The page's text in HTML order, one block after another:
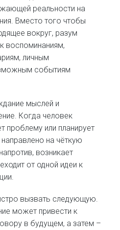
реальности на
Вместо того чтобы
вокруг, разум
воспоминаниям,
личным
событиям
мыслей и
Когда человек
проблему или планирует
на чёткую
возникает
от одной идеи к
вызвать следующую.
может привести к
в будущем, а затем –